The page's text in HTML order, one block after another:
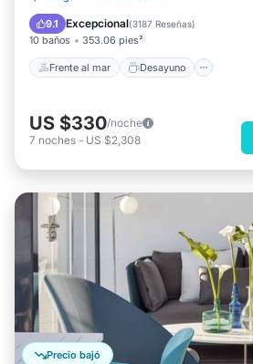
9.1 Excepcional(3187 Reseñas)
10 baños 353.06 pies²
Frente al mar Desayuno
Vista al mar
US $330/noche
7 noches - US $2,308
Precio bajó